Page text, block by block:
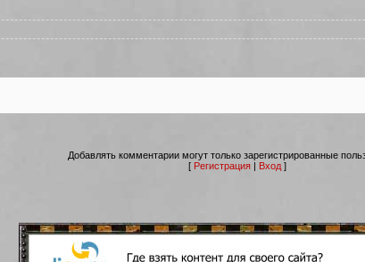
Добавлять комментарии могут только зарегистрированные
[ Регистрация| Вход]